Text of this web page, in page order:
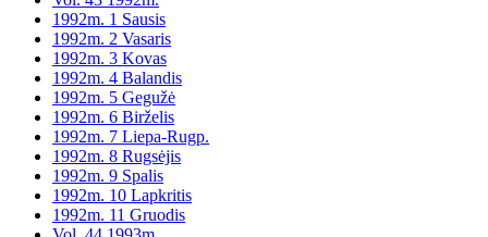
1992m. 1 Sausis
1992m. 2 Vasaris
1992m. 3 Kovas
1992m. 4 Balandis
1992m. 5 Gegužė
1992m. 6 Birželis
1992m. 7 Liepa-Rugp.
1992m. 8 Rugsėjis
1992m. 9 Spalis
1992m. 10 Lapkritis
1992m. 11 Gruodis